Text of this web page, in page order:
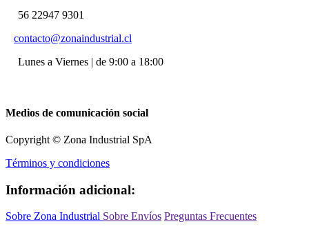
56 22947 9301
contacto@zonaindustrial.cl
Lunes a Viernes | de 9:00 a 18:00
Medios de comunicación social
Copyright © Zona Industrial SpA
Términos y condiciones
Información adicional:
Sobre Zona Industrial Sobre Envíos Preguntas Frecuentes